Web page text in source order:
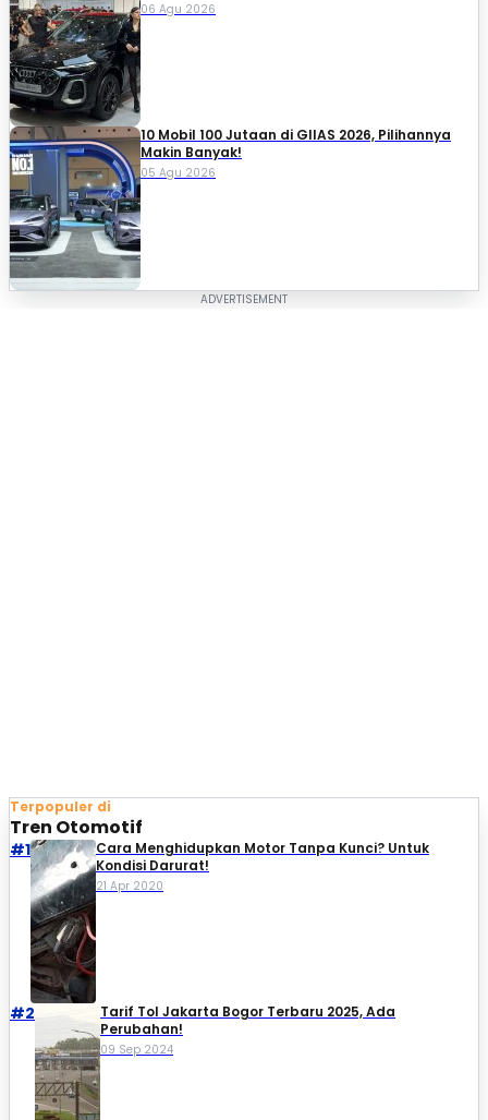
06 Agu 2026
10 Mobil 100 Jutaan di GIIAS 2026, Pilihannya
Makin Banyak!
05 Agu 2026
Terpopuler di
Tren Otomotif
#1
Cara Menghidupkan Motor Tanpa Kunci? Untuk
Kondisi Darurat!
21 Apr 2020
#2
Tarif Tol Jakarta Bogor Terbaru 2025, Ada
Perubahan!
09 Sep 2024